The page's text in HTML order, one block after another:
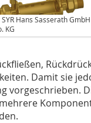
SYR Hans Sasserath GmbH
KG
Damit sie
vorgeschrieben.